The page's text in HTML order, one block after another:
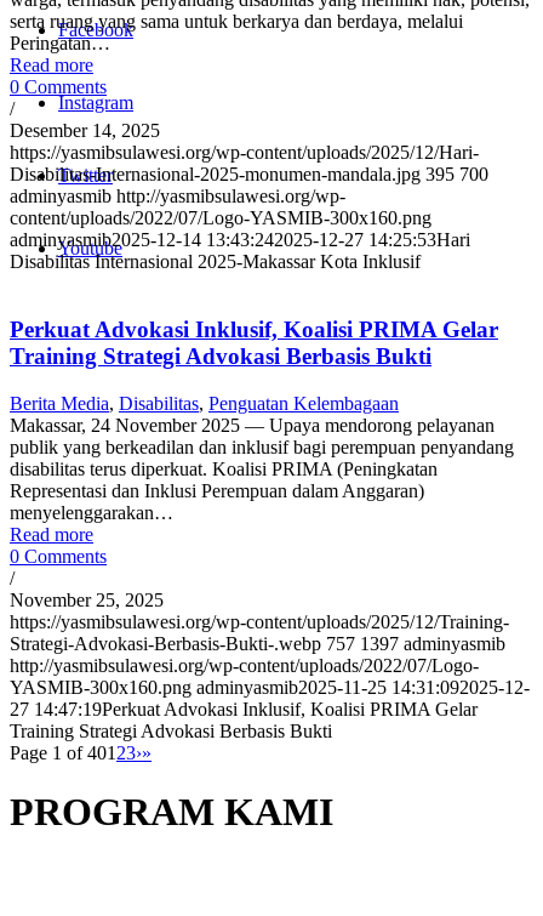
Facebook
Instagram
Twitter
Youtube
serta ruang yang sama untuk berkarya dan berdaya, melalui
Peringatan…
Read more
0 Comments
/
Desember 14, 2025
https://yasmibsulawesi.org/wp-content/uploads/2025/12/Hari-
Disabilitas-Internasional-2025-monumen-mandala.jpg 395 700
adminyasmib http://yasmibsulawesi.org/wp-
content/uploads/2022/07/Logo-YASMIB-300x160.png
adminyasmib2025-12-14 13:43:242025-12-27 14:25:53Hari
Disabilitas Internasional 2025-Makassar Kota Inklusif
Perkuat Advokasi Inklusif, Koalisi PRIMA Gelar
Training Strategi Advokasi Berbasis Bukti
Berita Media, Disabilitas, Penguatan Kelembagaan
Makassar, 24 November 2025 — Upaya mendorong pelayanan
publik yang berkeadilan dan inklusif bagi perempuan penyandang
disabilitas terus diperkuat. Koalisi PRIMA (Peningkatan
Representasi dan Inklusi Perempuan dalam Anggaran)
menyelenggarakan…
Read more
0 Comments
/
November 25, 2025
https://yasmibsulawesi.org/wp-content/uploads/2025/12/Training-
Strategi-Advokasi-Berbasis-Bukti-.webp 757 1397 adminyasmib
http://yasmibsulawesi.org/wp-content/uploads/2022/07/Logo-
YASMIB-300x160.png adminyasmib2025-11-25 14:31:092025-12-
27 14:47:19Perkuat Advokasi Inklusif, Koalisi PRIMA Gelar
Training Strategi Advokasi Berbasis Bukti
Page 1 of 401 23›»
PROGRAM KAMI